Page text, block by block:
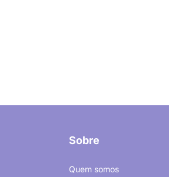
Sobre
Quem somos